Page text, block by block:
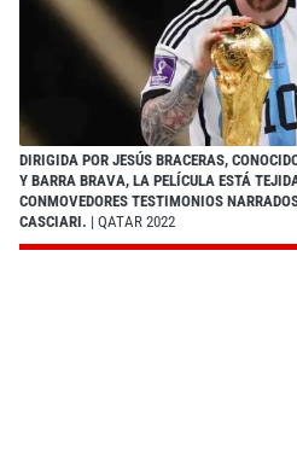
DIRIGIDA POR JESÚS BRACERAS,
Y BARRA BRAVA, LA PELÍCULA ESTÁ
CONMOVEDORES TESTIMONIOS
CASCIARI. | QATAR 2022